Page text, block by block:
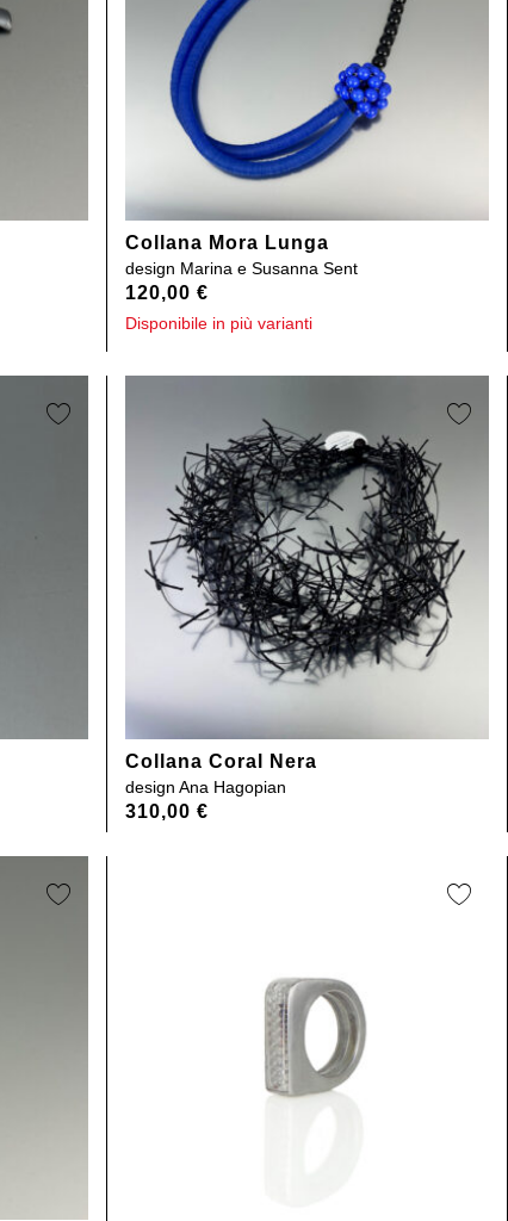
Collana Mora Lunga
design Marina e Susanna Sent
120,00 €
Disponibile in più varianti
Collana Coral Nera
design Ana Hagopian
310,00 €